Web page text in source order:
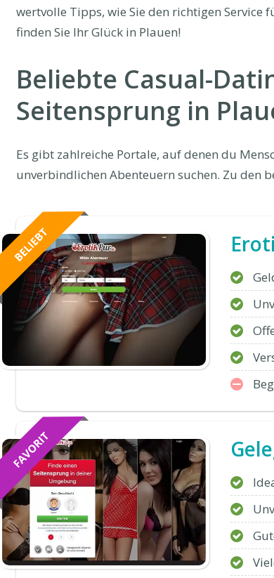
wertvolle Tipps, wie Sie den richtigen Service
finden Sie Ihr Glück in Plauen!
Beliebte Casual-
Seitensprung in
Es gibt zahlreiche Portale, auf denen du
unverbindlichen Abenteuern suchen. Zu den